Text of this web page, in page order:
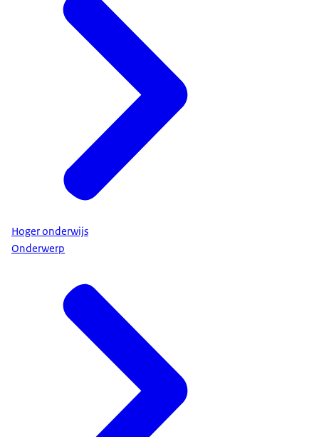
Hoger onderwijs
Onderwerp